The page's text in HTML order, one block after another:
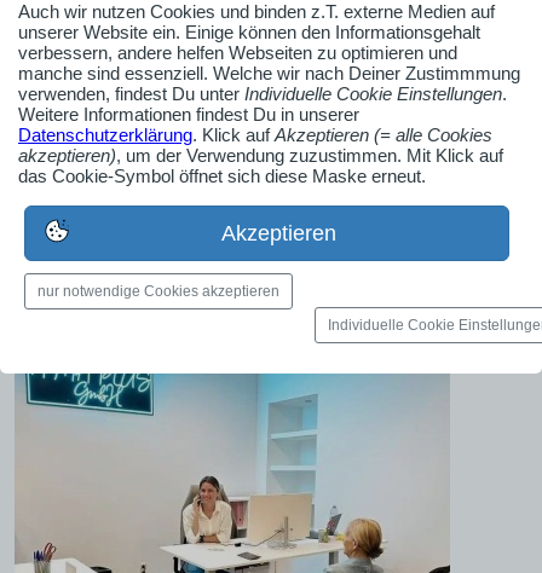
Auch wir nutzen Cookies und binden z.T. externe Medien auf
unserer Website ein. Einige können den Informationsgehalt
verbessern, andere helfen Webseiten zu optimieren und
manche sind essenziell. Welche wir nach Deiner Zustimmmung
verwenden, findest Du unter Individuelle Cookie Einstellungen.
Weitere Informationen findest Du in unserer
Datenschutzerklärung. Klick aufAkzeptieren (= alle Cookies
akzeptieren), um der Verwendung zuzustimmen. Mit Klick auf
das Cookie-Symbol öffnet sich diese Maske erneut.
Akzeptieren
nur notwendige Cookies akzeptieren
Individuelle Cookie